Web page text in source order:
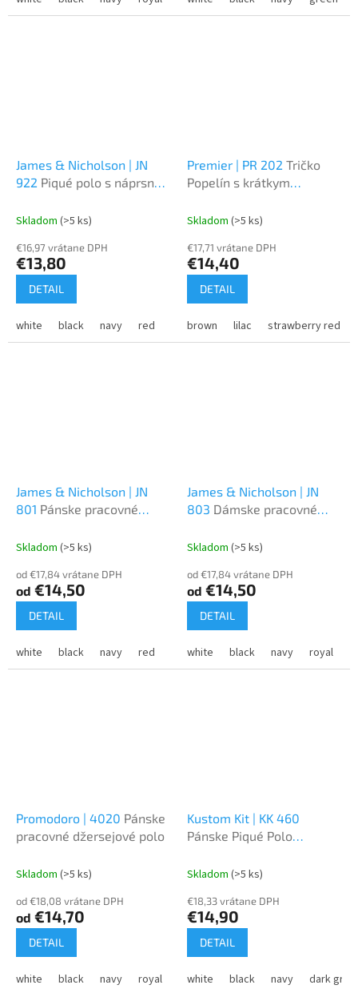
James & Nicholson | JN
922 Piqué polo s náprsnou
Skladom (>5 ks)
€16,97 vrátane DPH
€13,80
DETAIL
white black navy red royal ash dark green grey
Premier | PR 202 Tričko
Popelín s krátkym
Skladom (>5 ks)
€17,71 vrátane DPH
€14,40
DETAIL
brown lilac strawberry red
James & Nicholson | JN
801 Pánske pracovné
Skladom (>5 ks)
od €17,84 vrátane DPH
od €14,50
DETAIL
white black navy red royal orange light blue dark
James & Nicholson | JN
803 Dámske pracovné
Skladom (>5 ks)
od €17,84 vrátane DPH
od €14,50
DETAIL
white black navy royal
Promodoro | 4020 Pánske
pracovné džersejové polo
Skladom (>5 ks)
od €18,08 vrátane DPH
od €14,70
DETAIL
white black navy royal fire red steel grey charcoal
Kustom Kit | KK 460
Pánske Piqué Polo
Skladom (>5 ks)
€18,33 vrátane DPH
€14,90
DETAIL
white black navy dark grey